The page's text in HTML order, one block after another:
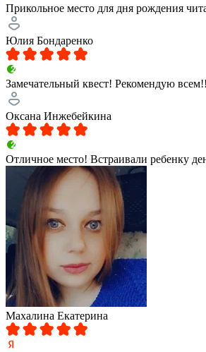
Прикольное место для дня рождения
Юлия Бондаренко
Замечательный квест! Рекомендую всем!!
Оксана Инжебейкина
Отличное место! Встраивали ребенку
Махалина Екатерина